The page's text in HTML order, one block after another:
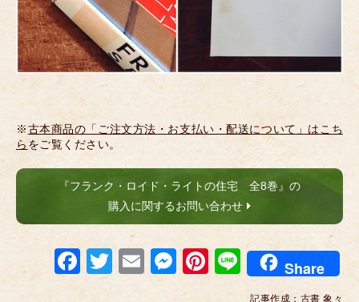
※古本商品の「ご注文方法・お支払い・配送について」はこち
ら をご覧ください。
『フランク・ロイド・ライトの住宅 全8巻』の
購入に関するお問い合わせ
F
a
T E
m
M Pi
nt
Li
n
Share
記事作成： 古書 象々